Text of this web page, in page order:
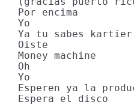
Por encima
Yo
Ya tu sabes kartier
Oiste
Money machine
Oh
Yo
Esperen ya la
Espera el disco